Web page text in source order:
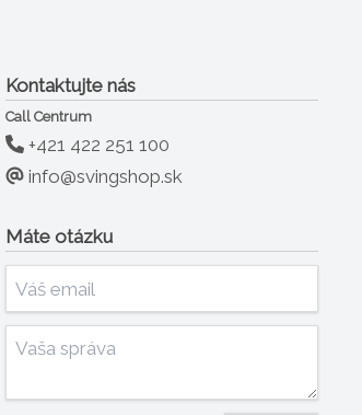
Kontaktujte nás
Call Centrum
+421 422 251 100
info@svingshop.sk
Máte otázku